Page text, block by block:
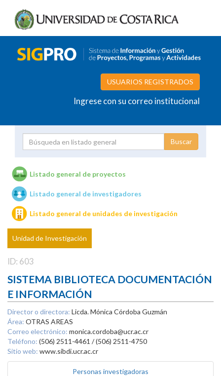
USUARIOS REGISTRADOS
Ingrese con su correo institucional
Unidades de investigación
Listado general de proyectos
Listado general de investigadores
Listado general de unidades de investigación
Unidad de Investigación
ID: 603
SISTEMA BIBLIOTECA DOCUMENTACIÓN
E INFORMACIÓN
Director o directora: Licda. Mónica Córdoba Guzmán
Área: OTRAS AREAS
Correo electrónico: monica.cordoba@ucr.ac.cr
Teléfono: (506) 2511-4461 / (506) 2511-4750
Sitio web: www.sibdi.ucr.ac.cr
Personas investigadoras